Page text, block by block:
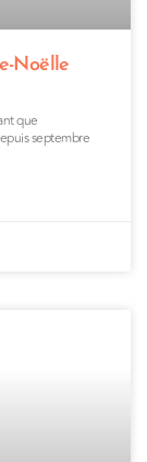
Noëlle
que
septembre